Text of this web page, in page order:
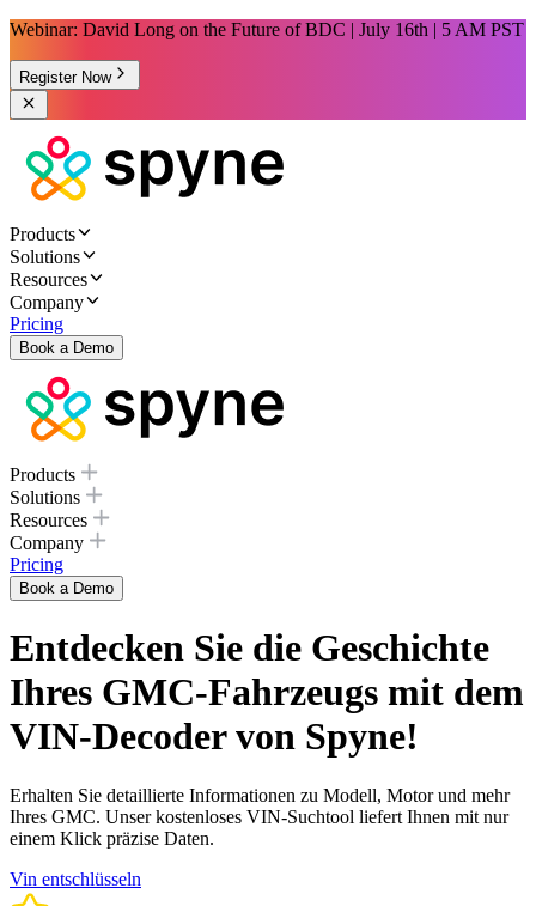
Webinar: David Long on the Future of BDC | July 16th | 5 AM PST
Register Now
Products
Solutions
Resources
Company
Pricing
Book a Demo
Products
Solutions
Resources
Company
Pricing
Book a Demo
Entdecken Sie die Geschichte
Ihres GMC-Fahrzeugs mit dem
VIN-Decoder von Spyne!
Erhalten Sie detaillierte Informationen zu Modell, Motor und mehr
Ihres GMC. Unser kostenloses VIN-Suchtool liefert Ihnen mit nur
einem Klick präzise Daten.
Vin entschlüsseln